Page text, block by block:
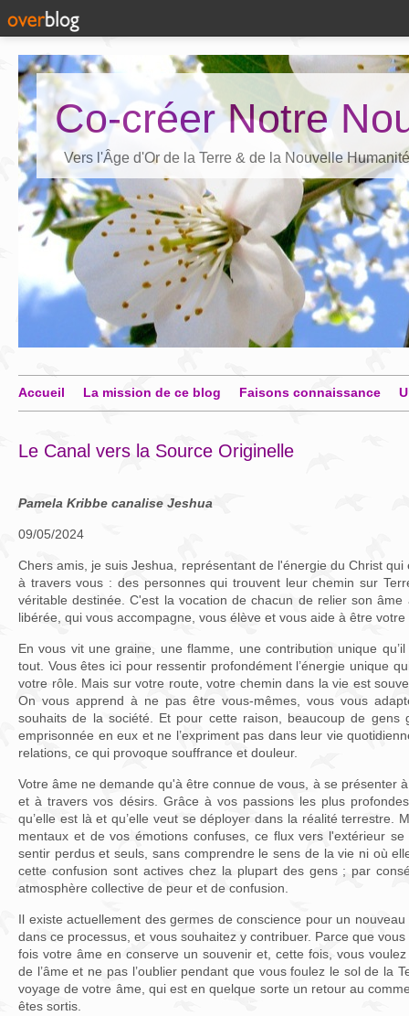
Co-créer Notre
Vers l'Âge d'Or de la Terre & de la Nouvelle Humanité
Accueil La mission de ce blog Faisons connaissance
Le Canal vers la Source Originelle
Pamela Kribbe canalise Jeshua
09/05/2024
Chers amis, je suis Jeshua, représentant de l'énergie du Christ
à travers vous : des personnes qui trouvent leur chemin sur
véritable destinée. C'est la vocation de chacun de relier son
libérée, qui vous accompagne, vous élève et vous aide à être votre
En vous vit une graine, une flamme, une contribution unique
tout. Vous êtes ici pour ressentir profondément l’énergie unique
votre rôle. Mais sur votre route, votre chemin dans la vie est
On vous apprend à ne pas être vous-mêmes, vous vous
souhaits de la société. Et pour cette raison, beaucoup de gens
emprisonnée en eux et ne l’expriment pas dans leur vie
relations, ce qui provoque souffrance et douleur.
Votre âme ne demande qu'à être connue de vous, à se présenter
et à travers vos désirs. Grâce à vos passions les plus
qu’elle est là et qu’elle veut se déployer dans la réalité terrestre.
mentaux et de vos émotions confuses, ce flux vers l'extérieur
sentir perdus et seuls, sans comprendre le sens de la vie ni où
cette confusion sont actives chez la plupart des gens ; par
atmosphère collective de peur et de confusion.
Il existe actuellement des germes de conscience pour un
dans ce processus, et vous souhaitez y contribuer. Parce que
fois votre âme en conserve un souvenir et, cette fois, vous
de l’âme et ne pas l’oublier pendant que vous foulez le sol de la
voyage de votre âme, qui est en quelque sorte un retour au
êtes sortis.